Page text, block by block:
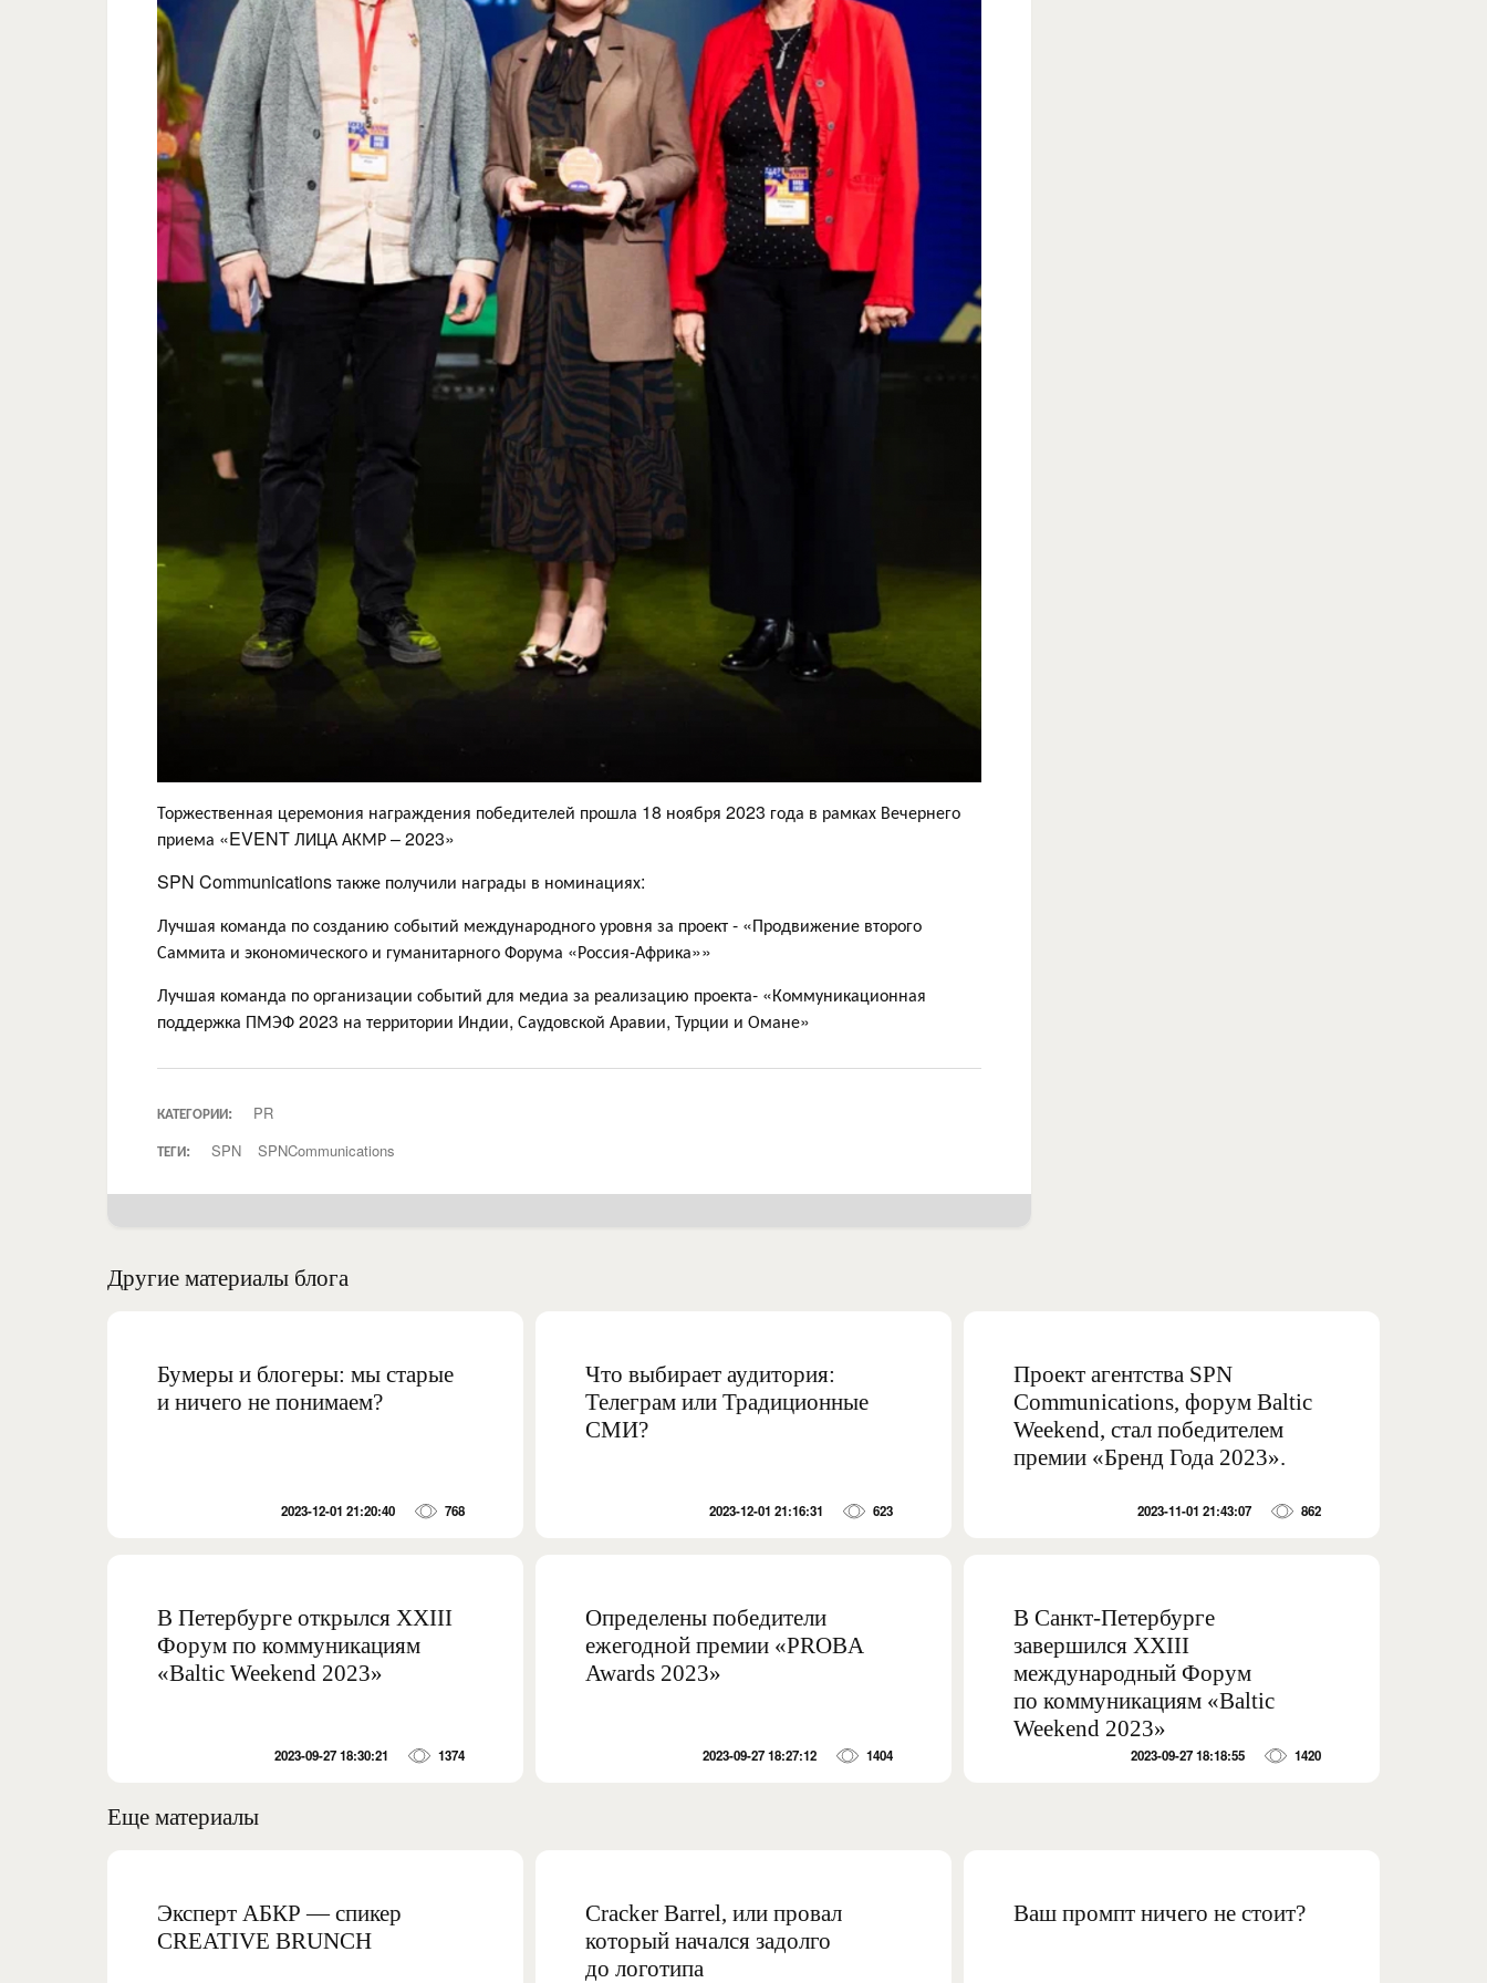
Торжественная церемония награждения победителей прошла 18 ноября 2023 года в рамках Вечернего
приема «EVENT ЛИЦА АКМР – 2023»
SPN Communications также получили награды в номинациях:
Лучшая команда по созданию событий международного уровня за проект - «Продвижение второго
Саммита и экономического и гуманитарного Форума «Россия-Африка»»
Лучшая команда по организации событий для медиа за реализацию проекта- «Коммуникационная
поддержка ПМЭФ 2023 на территории Индии, Саудовской Аравии, Турции и Омане»
КАТЕГОРИИ:
PR
ТЕГИ:
SPN SPNCommunications
Другие материалы блога
Бумеры и блогеры: мы старые
и ничего не понимаем?
2023-12-01 21:20:40 768
Что выбирает аудитория:
Телеграм или Традиционные
СМИ?
2023-12-01 21:16:31 623
Проект агентства SPN
Communications, форум Baltic
Weekend, стал победителем
премии «‎Бренд Года 2023»‎.
2023-11-01 21:43:07 862
В Петербурге открылся XXIII
Форум по коммуникациям
«Baltic Weekend 2023»
2023-09-27 18:30:21 1374
Определены победители
ежегодной премии «PROBA
Awards 2023»
2023-09-27 18:27:12 1404
В Санкт-Петербурге
завершился XXIII
международный Форум
по коммуникациям «Baltic
Weekend 2023»
2023-09-27 18:18:55 1420
Еще материалы
Эксперт АБКР — спикер
CREATIVE BRUNCH
Cracker Barrel, или провал
который начался задолго
до логотипа
Ваш промпт ничего не стоит?